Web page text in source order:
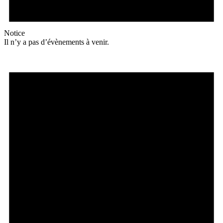
Notice
Il n’y a pas d’évènements à venir.